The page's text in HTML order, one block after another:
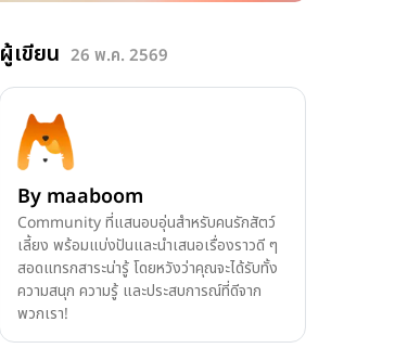
ผู้เขียน 26 พ.ค. 2569
By maaboom
Community ที่แสนอบอุ่นสำหรับคนรักสัตว์
เลี้ยง พร้อมแบ่งปันและนำเสนอเรื่องราวดี ๆ
สอดแทรกสาระน่ารู้ โดยหวังว่าคุณจะได้รับทั้ง
ความสนุก ความรู้ และประสบการณ์ที่ดีจาก
พวกเรา!